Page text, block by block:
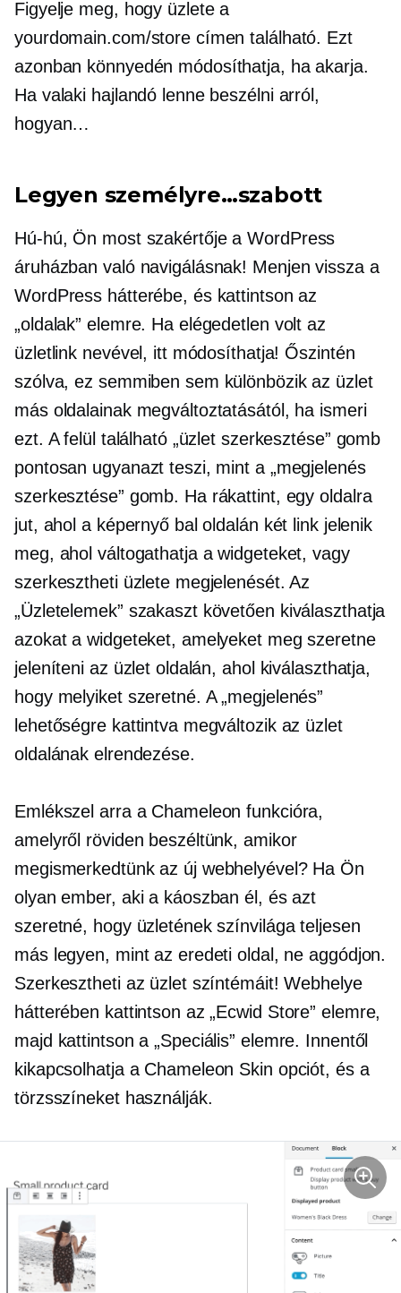
Figyelje meg, hogy üzlete a
yourdomain.com/store címen található. Ezt
azonban könnyedén módosíthatja, ha akarja.
Ha valaki hajlandó lenne beszélni arról,
hogyan…
Legyen személyre…szabott
Hú-hú, Ön most szakértője a WordPress
áruházban való navigálásnak! Menjen vissza a
WordPress hátterébe, és kattintson az
„oldalak” elemre. Ha elégedetlen volt az
üzletlink nevével, itt módosíthatja! Őszintén
szólva, ez semmiben sem különbözik az üzlet
más oldalainak megváltoztatásától, ha ismeri
ezt. A felül található „üzlet szerkesztése” gomb
pontosan ugyanazt teszi, mint a „megjelenés
szerkesztése” gomb. Ha rákattint, egy oldalra
jut, ahol a képernyő bal oldalán két link jelenik
meg, ahol váltogathatja a widgeteket, vagy
szerkesztheti üzlete megjelenését. Az
„Üzletelemek” szakaszt követően kiválaszthatja
azokat a widgeteket, amelyeket meg szeretne
jeleníteni az üzlet oldalán, ahol kiválaszthatja,
hogy melyiket szeretné. A „megjelenés”
lehetőségre kattintva megváltozik az üzlet
oldalának elrendezése.
Emlékszel arra a Chameleon funkcióra,
amelyről röviden beszéltünk, amikor
megismerkedtünk az új webhelyével? Ha Ön
olyan ember, aki a káoszban él, és azt
szeretné, hogy üzletének színvilága teljesen
más legyen, mint az eredeti oldal, ne aggódjon.
Szerkesztheti az üzlet színtémáit! Webhelye
hátterében kattintson az „Ecwid Store” elemre,
majd kattintson a „Speciális” elemre. Innentől
kikapcsolhatja a Chameleon Skin opciót, és a
törzsszíneket használják.